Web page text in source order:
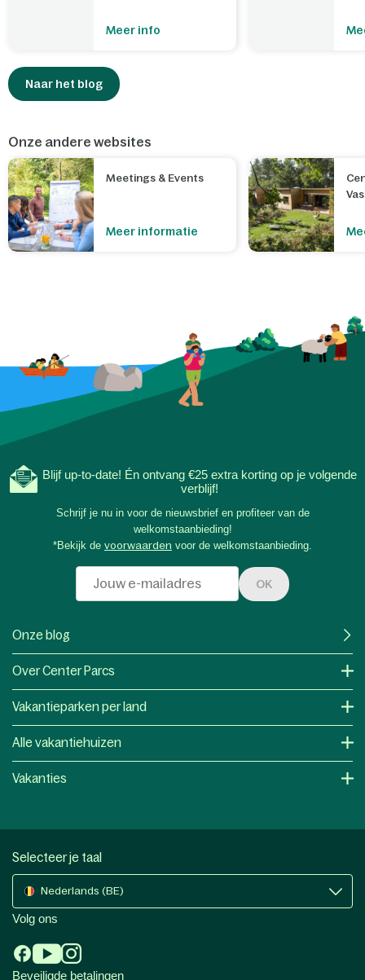
Meer info
Naar het blog
Onze andere websites
Meetings & Events
Meer informatie
Blijf up-to-date! Én ontvang €25 extra korting op je volgende
verblijf!
Schrijf je nu in voor de nieuwsbrief en profiteer van de
welkomstaanbieding!
*Bekijk de voorwaarden voor de welkomstaanbieding.
OK
Onze blog
Over Center Parcs
Vakantieparken per land
Alle vakantiehuizen
Vakanties
Selecteer je taal
Nederlands (BE)
Volg ons
Beveiligde betalingen